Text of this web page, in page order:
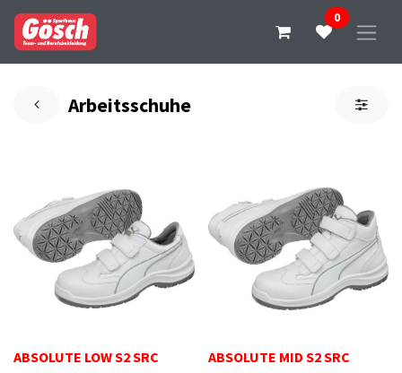
0
Arbeitsschuhe
ABSOLUTE LOW S2 SRC ABSOLUTE MID S2 SRC